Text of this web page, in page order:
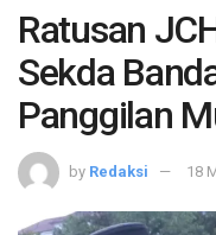
Ratusan
Sekda
Panggilan
by Redaksi 18